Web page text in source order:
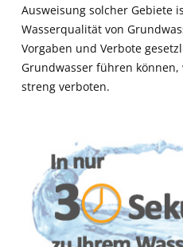
Ausweisung solcher Gebiete
Wasserqualität von
Vorgaben und Verbote
Grundwasser führen
streng verboten.